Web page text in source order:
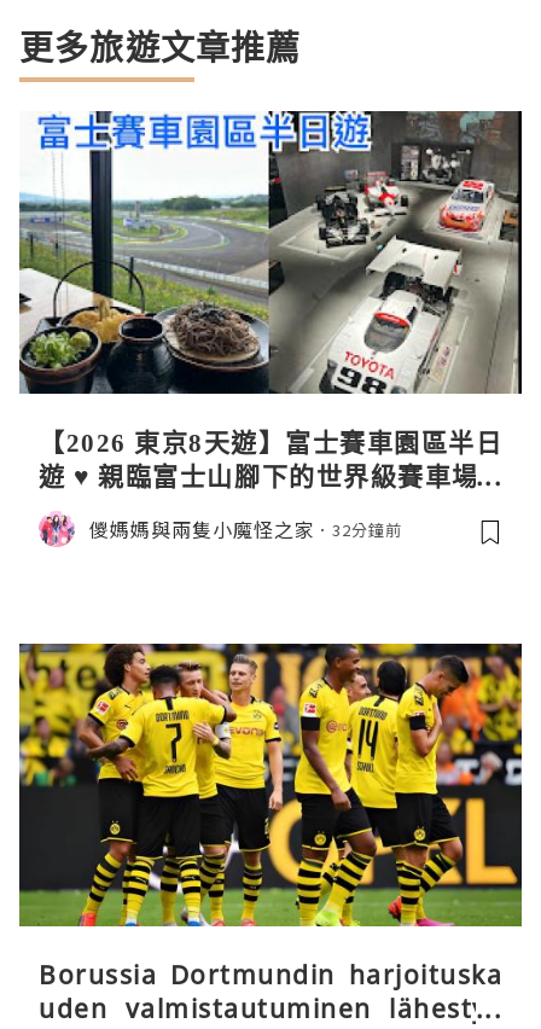
更多旅遊文章推薦
【2026 東京8天遊】富士賽車園區半日
遊 ♥ 親臨富士山腳下的世界級賽車場 F
uji SpeedWay。參觀富士賽車博物
館。到觀景餐廳邊觀賞賽車邊嘆午餐
儍媽媽與兩隻小魔怪之家 32分鐘前
Borussia Dortmundin harjoituska
uden valmistautuminen lähestyy